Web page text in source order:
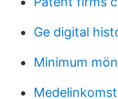
Ge digital
Minimum